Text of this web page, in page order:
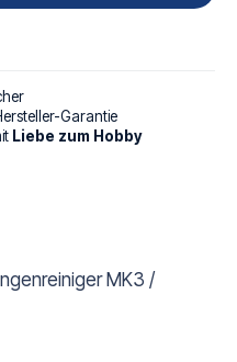
Garantie
Liebe zum Hobby
MK3 /